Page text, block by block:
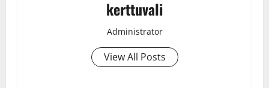
kerttuvali
Administrator
View All Posts